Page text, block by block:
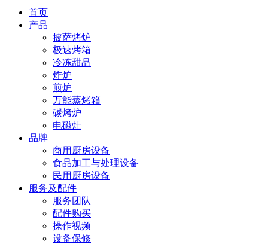
首页
产品
披萨烤炉
极速烤箱
冷冻甜品
炸炉
煎炉
万能蒸烤箱
碳烤炉
电磁灶
品牌
商用厨房设备
食品加工与处理设备
民用厨房设备
服务及配件
服务团队
配件购买
操作视频
设备保修